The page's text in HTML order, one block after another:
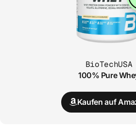
BioTechUSA
100% Pure
Kaufen auf